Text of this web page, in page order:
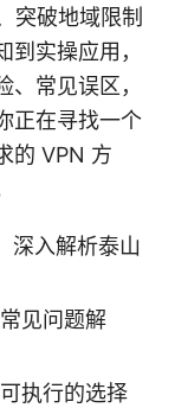
突破地域限制
实操应用，
常见误区，
正在寻找一个
的 VPN 方
深入解析泰山
见问题解
执行的选择